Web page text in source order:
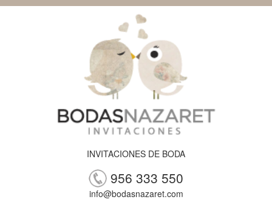
INVITACIONES DE BODA
956 333 550
info@bodasnazaret.com